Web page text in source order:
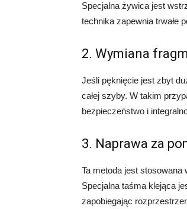
Specjalna żywica jest
technika zapewnia trwałe
2. Wymiana
Jeśli pęknięcie jest zbyt
całej szyby. W takim
bezpieczeństwo i
3. Naprawa za
Ta metoda jest stosowana
Specjalna taśma klejąca
zapobiegając